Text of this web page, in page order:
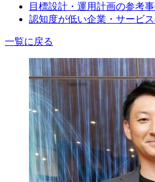
目標設計・運用計画の参考
認知度が低い企業・サービ
一覧に戻る